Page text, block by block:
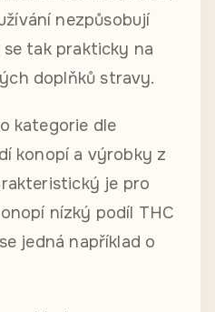
nezpůsobují
tak prakticky na
doplňků stravy.
kategorie dle
konopí a výrobky z
je pro
nízký podíl THC
jedná například o